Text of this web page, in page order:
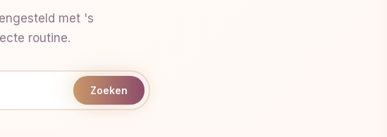
met 's
routine.
Zoeken